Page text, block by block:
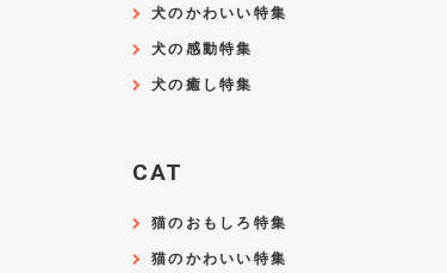
犬のかわいい特集
犬の感動特集
犬の癒し特集
CAT
猫のおもしろ特集
猫のかわいい特集